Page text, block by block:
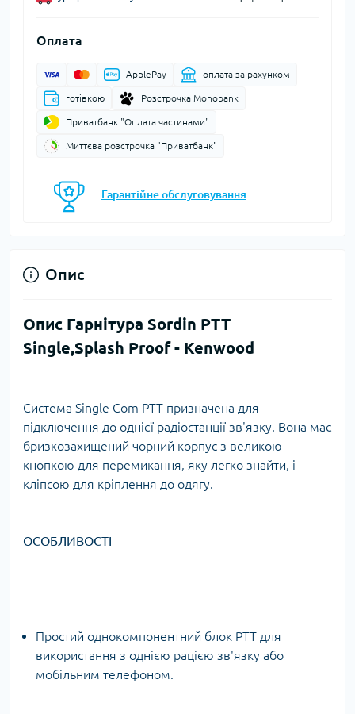
Оплата
ApplePay оплата за рахунком
готівкою Розстрочка Monobank
Приватбанк "Оплата частинами"
Миттєва розстрочка "Приватбанк"
Гарантійне обслуговування
Опис
Опис Гарнітура Sordin PTT
Single,Splash Proof - Kenwood
Система Single Com PTT призначена для
підключення до однієї радіостанції зв'язку. Вона має
бризкозахищений чорний корпус з великою
кнопкою для перемикання, яку легко знайти, і
кліпсою для кріплення до одягу.
ОСОБЛИВОСТІ
Простий однокомпонентний блок PTT для
використання з однією рацією зв'язку або
мобільним телефоном.